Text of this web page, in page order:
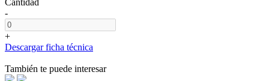
-
+
Descargar ficha técnica
También te puede interesar